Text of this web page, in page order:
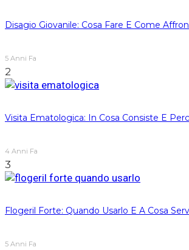
Disagio Giovanile: Cosa Fare E Come
5 Anni Fa
2
Visita Ematologica: In Cosa Consiste E
4 Anni Fa
3
Flogeril Forte: Quando Usarlo E A Cosa
5 Anni Fa